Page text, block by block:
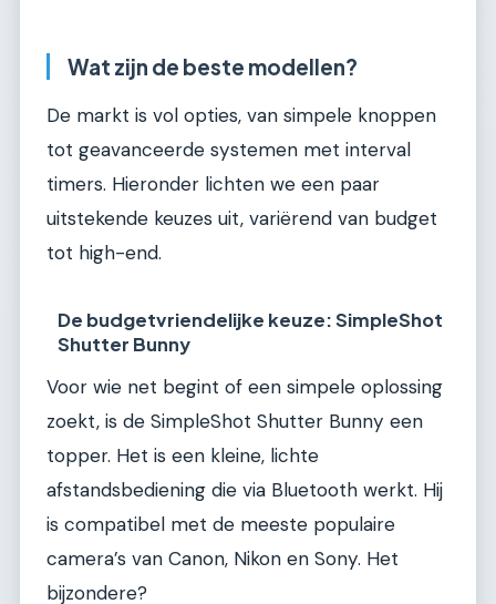
Wat zijn de beste modellen?
De markt is vol opties, van simpele knoppen
tot geavanceerde systemen met interval
timers. Hieronder lichten we een paar
uitstekende keuzes uit, variërend van budget
tot high-end.
De budgetvriendelijke keuze: SimpleShot
Shutter Bunny
Voor wie net begint of een simpele oplossing
zoekt, is de SimpleShot Shutter Bunny een
topper. Het is een kleine, lichte
afstandsbediening die via Bluetooth werkt. Hij
is compatibel met de meeste populaire
camera’s van Canon, Nikon en Sony. Het
bijzondere?